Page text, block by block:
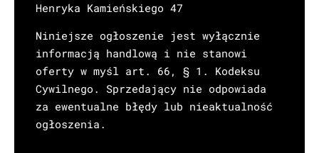
Henryka Kamieńskiego 47
Niniejsze ogłoszenie jest wyłącznie
informacją handlową i nie stanowi
oferty w myśl art. 66, § 1. Kodeksu
Cywilnego. Sprzedający nie odpowiada
za ewentualne błędy lub nieaktualność
ogłoszenia.